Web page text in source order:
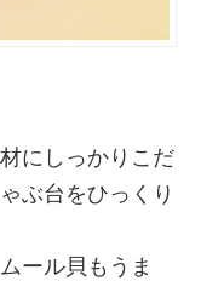
にしっかりこだ
ぶ台をひっくり
ール貝もうま